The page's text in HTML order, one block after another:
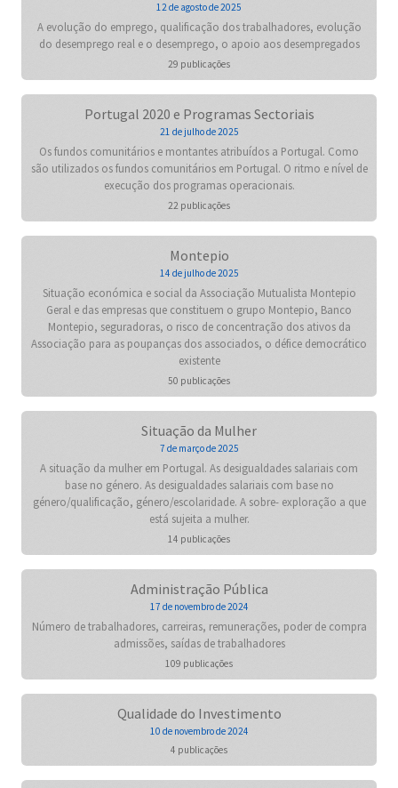
12 de agosto de 2025
A evolução do emprego, qualificação dos trabalhadores, evolução
do desemprego real e o desemprego, o apoio aos desempregados
29 publicações
Portugal 2020 e Programas Sectoriais
21 de julho de 2025
Os fundos comunitários e montantes atribuídos a Portugal. Como
são utilizados os fundos comunitários em Portugal. O ritmo e nível de
execução dos programas operacionais.
22 publicações
Montepio
14 de julho de 2025
Situação económica e social da Associação Mutualista Montepio
Geral e das empresas que constituem o grupo Montepio, Banco
Montepio, seguradoras, o risco de concentração dos ativos da
Associação para as poupanças dos associados, o défice democrático
existente
50 publicações
Situação da Mulher
7 de março de 2025
A situação da mulher em Portugal. As desigualdades salariais com
base no género. As desigualdades salariais com base no
género/qualificação, género/escolaridade. A sobre- exploração a que
está sujeita a mulher.
14 publicações
Administração Pública
17 de novembro de 2024
Número de trabalhadores, carreiras, remunerações, poder de compra
admissões, saídas de trabalhadores
109 publicações
Qualidade do Investimento
10 de novembro de 2024
4 publicações